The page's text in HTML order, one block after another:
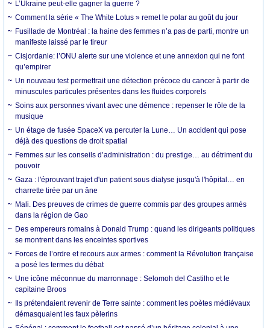
L’Ukraine peut-elle gagner la guerre ?
Comment la série « The White Lotus » remet le polar au goût du jour
Fusillade de Montréal : la haine des femmes n’a pas de parti, montre un
manifeste laissé par le tireur
Cisjordanie: l’ONU alerte sur une violence et une annexion qui ne font
qu’empirer
Un nouveau test permettrait une détection précoce du cancer à partir de
minuscules particules présentes dans les fluides corporels
Soins aux personnes vivant avec une démence : repenser le rôle de la
musique
Un étage de fusée SpaceX va percuter la Lune… Un accident qui pose
déjà des questions de droit spatial
Femmes sur les conseils d’administration : du prestige… au détriment du
pouvoir
Gaza : l'éprouvant trajet d'un patient sous dialyse jusqu'à l'hôpital… en
charrette tirée par un âne
Mali. Des preuves de crimes de guerre commis par des groupes armés
dans la région de Gao
Des empereurs romains à Donald Trump : quand les dirigeants politiques
se montrent dans les enceintes sportives
Forces de l’ordre et recours aux armes : comment la Révolution française
a posé les termes du débat
Une icône méconnue du marronnage : Selomoh del Castilho et le
capitaine Broos
Ils prétendaient revenir de Terre sainte : comment les poètes médiévaux
démasquaient les faux pèlerins